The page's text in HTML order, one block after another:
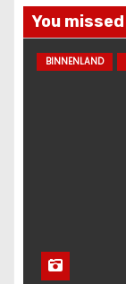
You missed
BINNENLAND